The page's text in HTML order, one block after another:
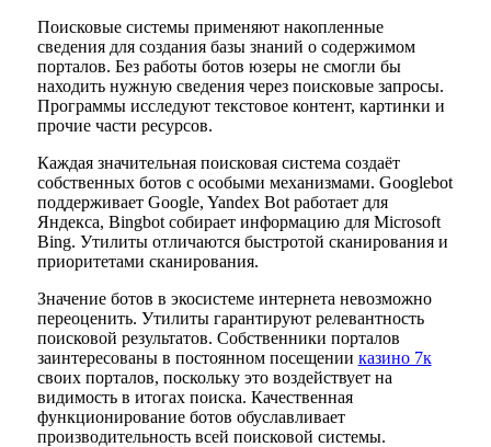
Поисковые системы применяют накопленные
сведения для создания базы знаний о содержимом
порталов. Без работы ботов юзеры не смогли бы
находить нужную сведения через поисковые запросы.
Программы исследуют текстовое контент, картинки и
прочие части ресурсов.
Каждая значительная поисковая система создаёт
собственных ботов с особыми механизмами. Googlebot
поддерживает Google, Yandex Bot работает для
Яндекса, Bingbot собирает информацию для Microsoft
Bing. Утилиты отличаются быстротой сканирования и
приоритетами сканирования.
Значение ботов в экосистеме интернета невозможно
переоценить. Утилиты гарантируют релевантность
поисковой результатов. Собственники порталов
заинтересованы в постоянном посещении казино 7к
своих порталов, поскольку это воздействует на
видимость в итогах поиска. Качественная
функционирование ботов обуславливает
производительность всей поисковой системы.